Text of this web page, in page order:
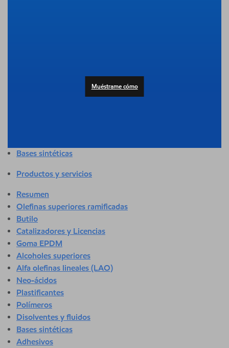
Productos al consumidor
Atención médica y sanitaria
Bases sintéticas
Productos y servicios
Resumen
Olefinas superiores ramificadas
Butilo
Catalizadores y Licencias
Goma EPDM
Alcoholes superiores
Alfa olefinas lineales (LAO)
Neo-ácidos
Plastificantes
Polímeros
Disolventes y fluidos
Bases sintéticas
Adhesivos
Muéstrame cómo